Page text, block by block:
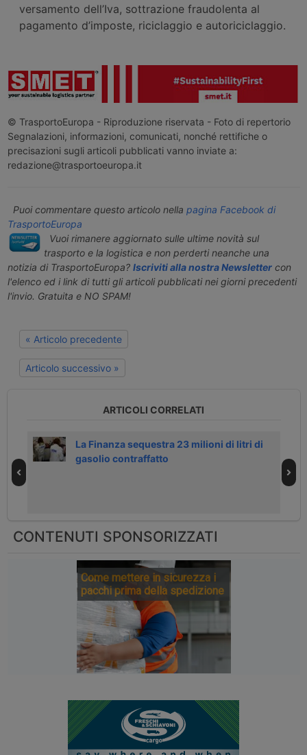
versamento dell’Iva, sottrazione fraudolenta al
pagamento d’imposte, riciclaggio e autoriciclaggio.
© TrasportoEuropa - Riproduzione riservata - Foto di repertorio
Segnalazioni, informazioni, comunicati, nonché rettifiche o
precisazioni sugli articoli pubblicati vanno inviate a:
redazione@trasportoeuropa.it
Puoi commentare questo articolo nella pagina Facebook di
TrasportoEuropa
Vuoi rimanere aggiornato sulle ultime novità sul
trasporto e la logistica e non perderti neanche una
notizia di TrasportoEuropa? Iscriviti alla nostra Newslettercon
l'elenco ed i link di tutti gli articoli pubblicati nei giorni precedenti
l'invio. Gratuita e NO SPAM!
« Articolo precedente
Articolo successivo »
ARTICOLI CORRELATI
La Finanza sequestra 23 milioni di litri di
gasolio contraffatto
CONTENUTI SPONSORIZZATI
Come mettere in sicurezza i
pacchi prima della spedizione